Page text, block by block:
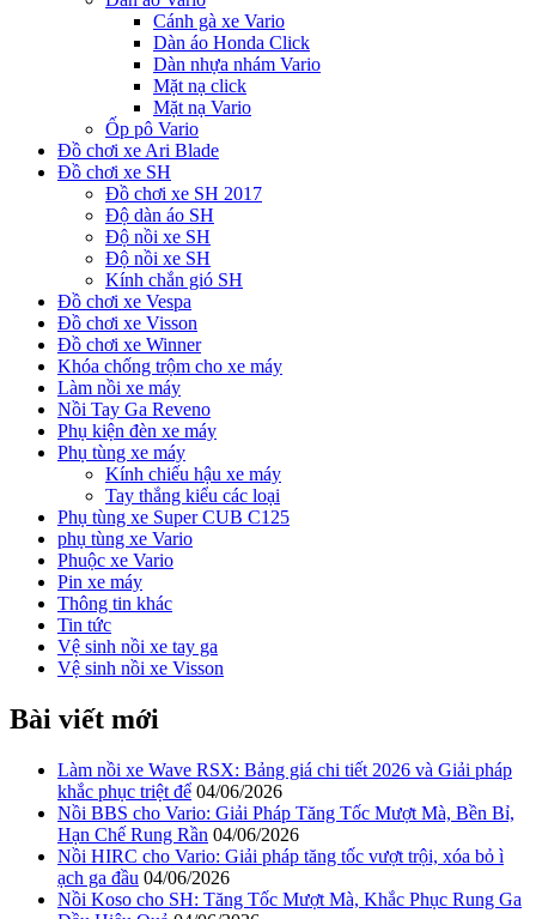
Cánh gà xe Vario
Dàn áo Honda Click
Dàn nhựa nhám Vario
Mặt nạ click
Mặt nạ Vario
Ốp pô Vario
Đồ chơi xe Ari Blade
Đồ chơi xe SH
Đồ chơi xe SH 2017
Độ dàn áo SH
Độ nồi xe SH
Độ nồi xe SH
Kính chắn gió SH
Đồ chơi xe Vespa
Đồ chơi xe Visson
Đồ chơi xe Winner
Khóa chống trộm cho xe máy
Làm nồi xe máy
Nồi Tay Ga Reveno
Phụ kiện đèn xe máy
Phụ tùng xe máy
Kính chiếu hậu xe máy
Tay thắng kiểu các loại
Phụ tùng xe Super CUB C125
phụ tùng xe Vario
Phuộc xe Vario
Pin xe máy
Thông tin khác
Tin tức
Vệ sinh nồi xe tay ga
Vệ sinh nồi xe Visson
Bài viết mới
Làm nồi xe Wave RSX: Bảng giá chi tiết 2026 và Giải pháp
khắc phục triệt để 04/06/2026
Nồi BBS cho Vario: Giải Pháp Tăng Tốc Mượt Mà, Bền Bỉ,
Hạn Chế Rung Rần 04/06/2026
Nồi HIRC cho Vario: Giải pháp tăng tốc vượt trội, xóa bỏ ì
ạch ga đầu 04/06/2026
Nồi Koso cho SH: Tăng Tốc Mượt Mà, Khắc Phục Rung Ga